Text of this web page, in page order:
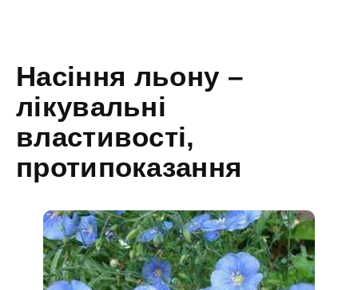
Насіння льону –
лікувальні
властивості,
протипоказання